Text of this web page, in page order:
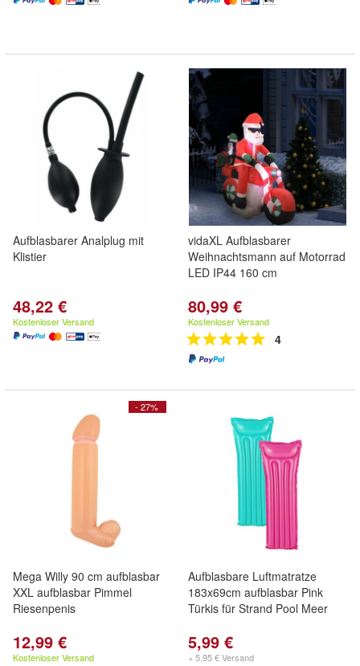
Aufblasbarer Analplug mit
Klistier
48,22 €
Kostenloser Versand
vidaXL Aufblasbarer
Weihnachtsmann auf Motorrad
LED IP44 160 cm
80,99 €
Kostenloser Versand
4
- 27%
Mega Willy 90 cm aufblasbar
XXL aufblasbar Pimmel
Riesenpenis
12,99 €
Kostenloser Versand
Aufblasbare Luftmatratze
183x69cm aufblasbar Pink
Türkis für Strand Pool Meer
5,99 €
+ 5,95 € Versand